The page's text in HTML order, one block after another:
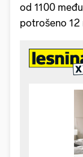
od 1100
potrošeno 12